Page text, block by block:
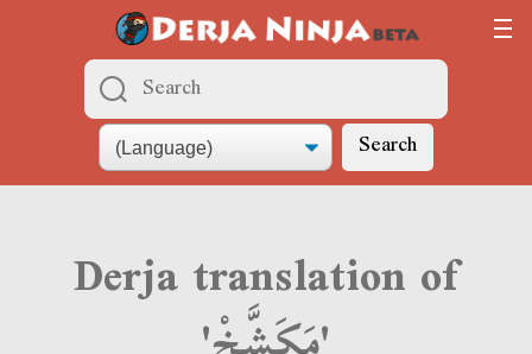
Search
Derja translation of